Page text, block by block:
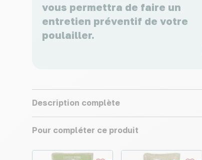
vous permettra de faire un
entretien préventif de votre
poulailler.
Description complète
Pour compléter ce produit